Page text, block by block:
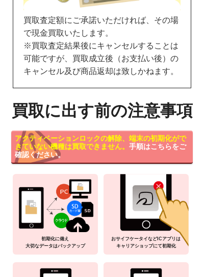
買取査定額にご承諾いただければ、その場
で現金買取いたします。
※買取査定結果後にキャンセルすることは
可能ですが、買取成立後（お支払い後）の
キャンセル及び商品返却は致しかねます。
買取に出す前の注意事項
アクティベーションロックの解除、端末の初期化がで
きていない機種は買取できません。 手順はこちらをご
確認ください。
初期化に備え
大切なデータはバックアップ
おサイフケータイなどICアプリは
キャリアショップにて初期化